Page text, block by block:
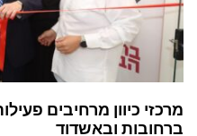
מרכזי כיוון מרחיבים
ברחובות ובאשדוד